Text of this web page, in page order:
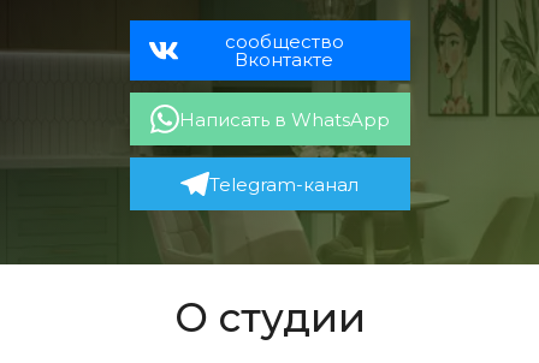
Вконтакте
Написать в WhatsApp
Telegram-канал
О студии